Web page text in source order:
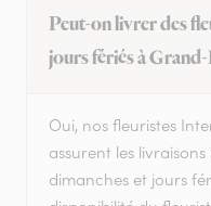
Peut-on livrer des
jours fériés à
Oui, nos fleuristes
assurent les
dimanches et jours